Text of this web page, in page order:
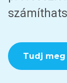
Tudj